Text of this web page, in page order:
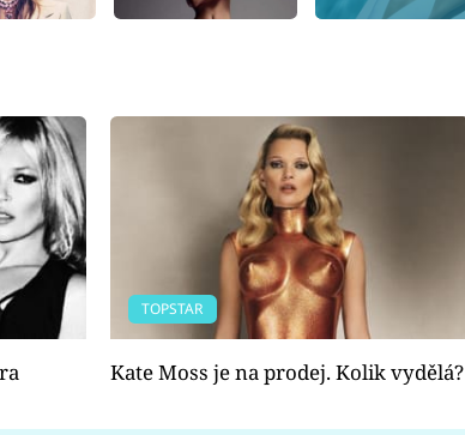
TOPSTAR
Kate Moss je na prodej. Kolik vydělá?